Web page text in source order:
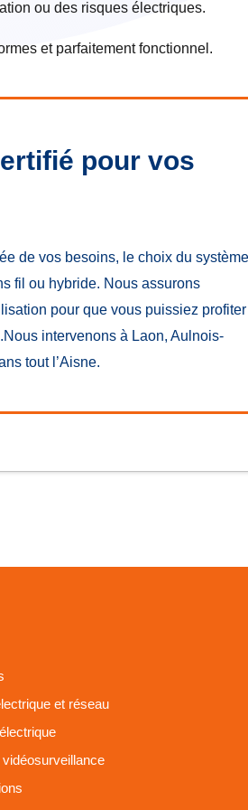
ou des risques électriques.
et parfaitement fonctionnel.
pour vos
de vos besoins, le choix du système
fil ou hybride. Nous assurons
pour que vous puissiez profiter
intervenons à Laon, Aulnois-
tout l’Aisne.
et réseau